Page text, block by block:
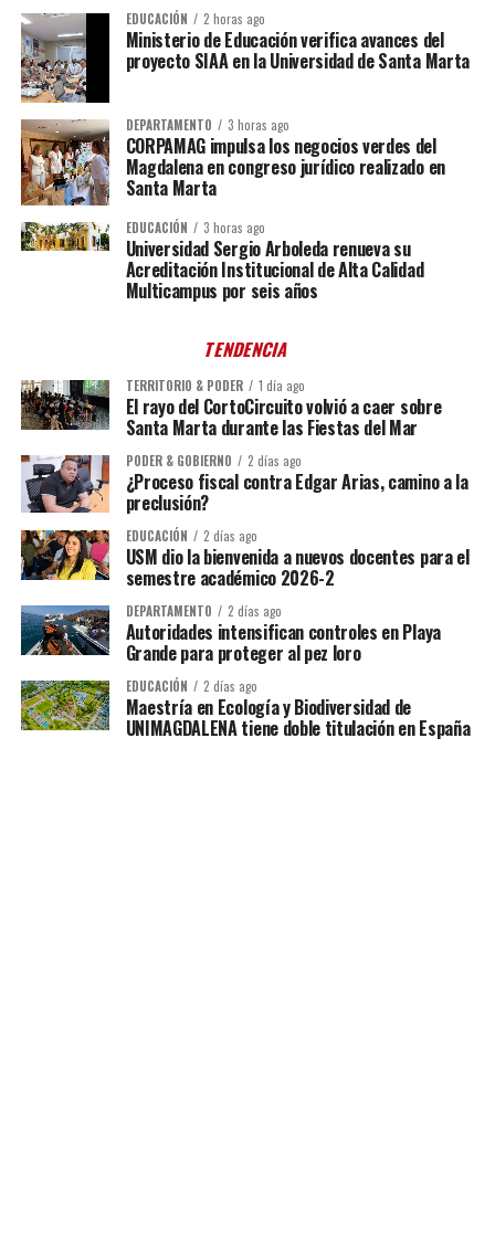
EDUCACIÓN 2 horas ago
Ministerio de Educación verifica avances del
proyecto SIAA en la Universidad de Santa Marta
DEPARTAMENTO 3 horas ago
CORPAMAG impulsa los negocios verdes del
Magdalena en congreso jurídico realizado en
Santa Marta
EDUCACIÓN 3 horas ago
Universidad Sergio Arboleda renueva su
Acreditación Institucional de Alta Calidad
Multicampus por seis años
TENDENCIA
TERRITORIO & PODER 1 día ago
El rayo del CortoCircuito volvió a caer sobre
Santa Marta durante las Fiestas del Mar
PODER & GOBIERNO 2 días ago
¿Proceso fiscal contra Edgar Arias, camino a la
preclusión?
EDUCACIÓN 2 días ago
USM dio la bienvenida a nuevos docentes para el
semestre académico 2026-2
DEPARTAMENTO 2 días ago
Autoridades intensifican controles en Playa
Grande para proteger al pez loro
EDUCACIÓN 2 días ago
Maestría en Ecología y Biodiversidad de
UNIMAGDALENA tiene doble titulación en España